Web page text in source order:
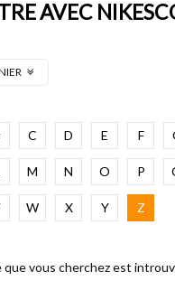
AVEC
C D E F
M N O P
W X Y Z
que vous cherchez est